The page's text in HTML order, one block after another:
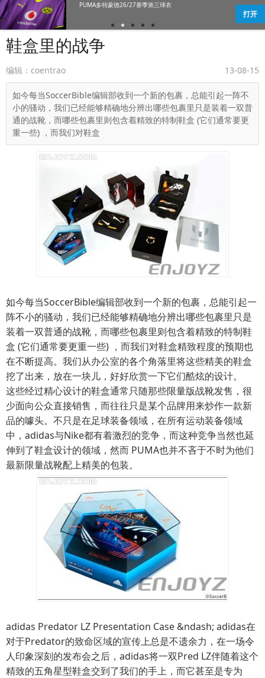
Under Armour Magnetico 6 Elite
鞋盒里的战争
编辑：coentrao 13-08-15
如今每当SoccerBible编辑部收到一个新的包裹，总能引起一阵不
小的骚动，我们已经能够精确地分辨出哪些包裹里只是装着一双普
通的战靴，而哪些包裹里则包含着精致的特制鞋盒 (它们通常要更
重一些) ，而我们对鞋盒
如今每当SoccerBible编辑部收到一个新的包裹，总能引起一
阵不小的骚动，我们已经能够精确地分辨出哪些包裹里只是
装着一双普通的战靴，而哪些包裹里则包含着精致的特制鞋
盒 (它们通常要更重一些) ，而我们对鞋盒精致程度的预期也
在不断提高。我们从办公室的各个角落里将这些精美的鞋盒
挖了出来，放在一块儿，好好欣赏一下它们酷炫的设计。
这些经过精心设计的鞋盒通常只随那些限量版战靴发售，很
少面向公众直接销售，而往往只是某个品牌用来炒作一款新
品的噱头。不只是在足球装备领域，在所有运动装备领域
中，adidas与Nike都有着激烈的竞争，而这种竞争当然也延
伸到了鞋盒设计的领域，然而 PUMA也并不吝于不时为他们
最新限量战靴配上精美的包装。
adidas Predator LZ Presentation Case &ndash; adidas在
对于Predator的致命区域的宣传上总是不遗余力，在一场令
人印象深刻的发布会之后，adidas将一双Pred LZ伴随着这个
精致的五角星型鞋盒交到了我们的手上，而它甚至是专为